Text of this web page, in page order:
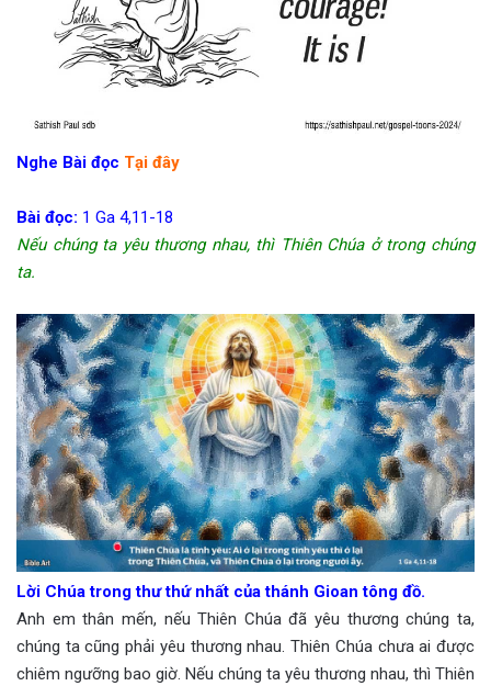
Nghe Bài đọc Tại đây
Bài đọc: 1 Ga 4,11-18
Nếu chúng ta yêu thương nhau, thì Thiên Chúa ở trong chúng
ta.
Lời Chúa trong thư thứ nhất của thánh Gioan tông đồ.
Anh em thân mến, nếu Thiên Chúa đã yêu thương chúng ta,
chúng ta cũng phải yêu thương nhau. Thiên Chúa chưa ai được
chiêm ngưỡng bao giờ. Nếu chúng ta yêu thương nhau, thì Thiên